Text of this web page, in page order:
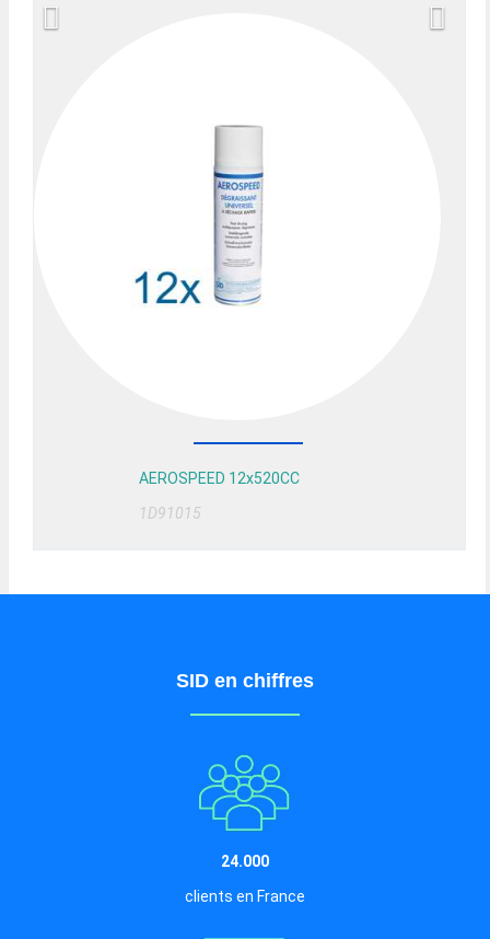
AEROSPEED 12x520CC
1D91015
SID en chiffres
24.000
clients en France